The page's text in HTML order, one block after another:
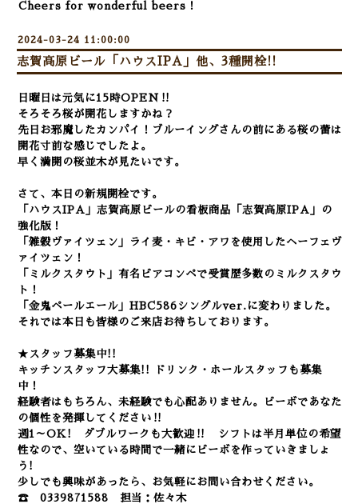
Cheers for wonderful beers！
2024-03-24 11:00:00
志賀高原ビール「ハウスIPA」他、3種開栓!!
日曜日は元気に15時OPEN‼
そろそろ桜が開花しますかね？
先日お邪魔したカンパイ！ブルーイングさんの前にある桜の蕾は
開花寸前な感じでしたよ。
早く満開の桜並木が見たいです。
さて、本日の新規開栓です。
「ハウスIPA」志賀高原ビールの看板商品「志賀高原IPA」の
強化版！
「雑穀ヴァイツェン」ライ麦・キビ・アワを使用したヘーフェヴ
ァイツェン！
「ミルクスタウト」有名ビアコンペで受賞歴多数のミルクスタウ
ト！
「金鬼ペールエール」HBC586シングルver.に変わりました。
それでは本日も皆様のご来店お待ちしております。
★スタッフ募集中!!
キッチンスタッフ大募集!! ドリンク・ホールスタッフも募集
中！
経験者はもちろん、未経験でも心配ありません。
ビーボであなた
の個性を発揮してください‼
週1～OK! ダブルワークも大歓迎‼ シフトは半月単位の希望
性なので、空いている時間で一緒にビーボを作っていきましょ
う!
少しでも興味があったら、お気軽にお問い合わせください。
☎ 0339871588 担当：佐々木